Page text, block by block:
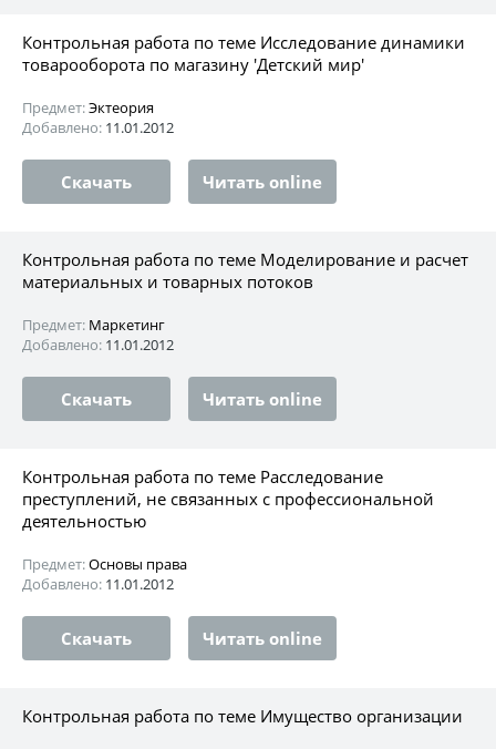
Контрольная работа по теме Исследование динамики
товарооборота по магазину 'Детский мир'
Предмет:Эктеория
Добавлено: 11.01.2012
Скачать Читать online
Контрольная работа по теме Моделирование и расчет
материальных и товарных потоков
Предмет: Маркетинг
Добавлено: 11.01.2012
Скачать Читать online
Контрольная работа по теме Расследование
преступлений, не связанных с профессиональной
деятельностью
Предмет:Основы права
Добавлено: 11.01.2012
Скачать Читать online
Контрольная работа по теме Имущество организации